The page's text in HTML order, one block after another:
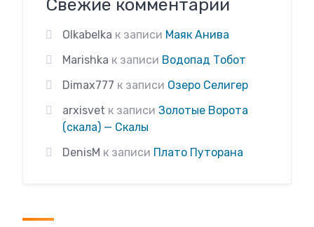
Свежие комментарии
Olkabelka к записи Маяк Анива
Marishka к записи Водопад Тобот
Dimax777 к записи Озеро Селигер
arxisvet к записи Золотые Ворота
(скала) — Скалы
DenisM к записи Плато Путорана